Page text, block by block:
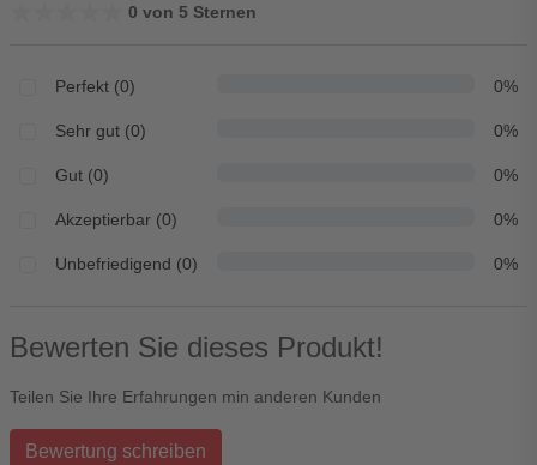
0 von 5 Sternen
Perfekt (0) 0%
Sehr gut (0) 0%
Gut (0) 0%
Akzeptierbar (0) 0%
Unbefriedigend (0) 0%
Bewerten Sie dieses Produkt!
Teilen Sie Ihre Erfahrungen min anderen Kunden
Bewertung schreiben